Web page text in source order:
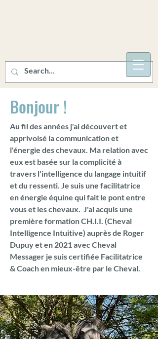
Bonjour !
Au fil des années j'ai découvert et
apprivoisé la communication et
l'énergie des chevaux. Ma relation avec
eux est basée sur la complicité à
travers l'intelligence du langage intuitif
et du ressenti. Je suis une facilitatrice
en énergie équine qui fait le pont entre
vous et les chevaux. J'ai acquis une
première formation CH.I.I. (Cheval
Intelligence Intuitive) auprès de Roger
Dupuy et en 2021 avec Cheval
Messager je suis certifiée Facilitatrice
& Coach en mieux-être par le Cheval.